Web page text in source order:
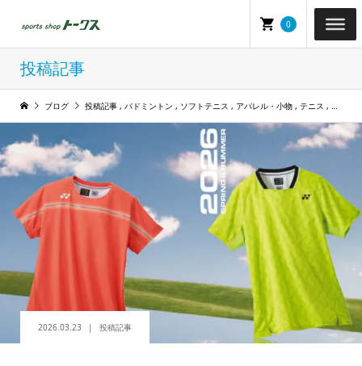
0
投稿記事
ブログ 投稿記事 , バドミントン , ソフトテニス , アパレル・小物 , テニス , テニス
2026.03.23 投稿記事